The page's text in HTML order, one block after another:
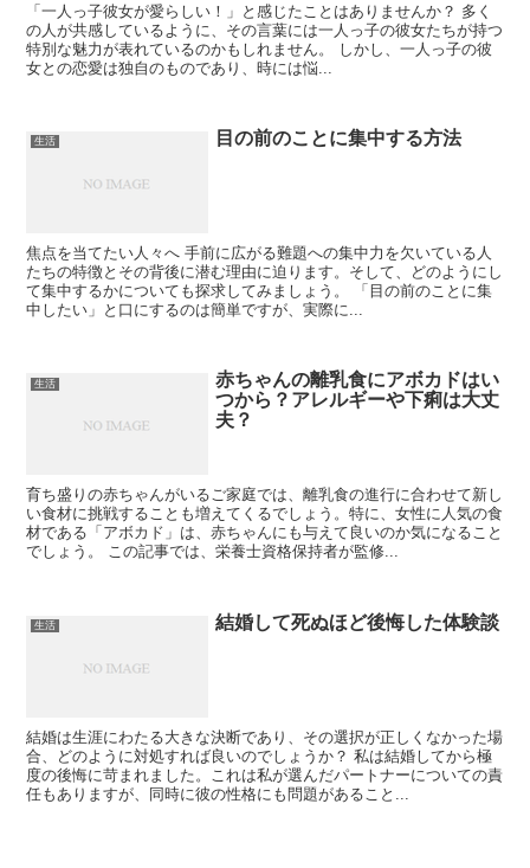
「一人っ子彼女が愛らしい！」と感じたことはありませんか？ 多く
の人が共感しているように、その言葉には一人っ子の彼女たちが持つ
特別な魅力が表れているのかもしれません。 しかし、一人っ子の彼
女との恋愛は独自のものであり、時には悩...
生活 目の前のことに集中する方法
焦点を当てたい人々へ 手前に広がる難題への集中力を欠いている人
たちの特徴とその背後に潜む理由に迫ります。そして、どのようにし
て集中するかについても探求してみましょう。 「目の前のことに集
中したい」と口にするのは簡単ですが、実際に...
生活
赤ちゃんの離乳食にアボカドはい
つから？アレルギーや下痢は大丈
夫？
育ち盛りの赤ちゃんがいるご家庭では、離乳食の進行に合わせて新し
い食材に挑戦することも増えてくるでしょう。特に、女性に人気の食
材である「アボカド」は、赤ちゃんにも与えて良いのか気になること
でしょう。 この記事では、栄養士資格保持者が監修...
生活 結婚して死ぬほど後悔した体験談
結婚は生涯にわたる大きな決断であり、その選択が正しくなかった場
合、どのように対処すれば良いのでしょうか？ 私は結婚してから極
度の後悔に苛まれました。これは私が選んだパートナーについての責
任もありますが、同時に彼の性格にも問題があること...